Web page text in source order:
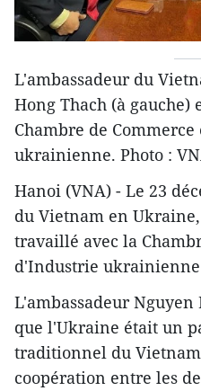
L'ambassadeur du
Hong Thach (à gauche)
Chambre de
ukrainienne. Photo :
Hanoi (VNA) - Le 23
du Vietnam en
travaillé avec la
d'Industrie ukrainienne
L'ambassadeur
que l'Ukraine était un
traditionnel du
coopération entre les